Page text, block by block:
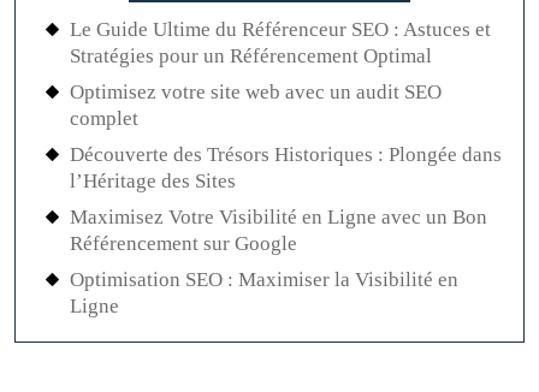
Le Guide Ultime du Référenceur SEO : Astuces et
Stratégies pour un Référencement Optimal
Optimisez votre site web avec un audit SEO
complet
Découverte des Trésors Historiques : Plongée dans
l’Héritage des Sites
Maximisez Votre Visibilité en Ligne avec un Bon
Référencement sur Google
Optimisation SEO : Maximiser la Visibilité en
Ligne